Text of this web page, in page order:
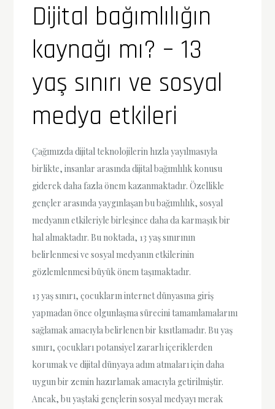
Dijital bağımlılığın
kaynağı mı? – 13
yaş sınırı ve sosyal
medya etkileri
Çağımızda dijital teknolojilerin hızla yayılmasıyla
birlikte, insanlar arasında dijital bağımlılık konusu
giderek daha fazla önem kazanmaktadır. Özellikle
gençler arasında yaygınlaşan bu bağımlılık, sosyal
medyanın etkileriyle birleşince daha da karmaşık bir
hal almaktadır. Bu noktada, 13 yaş sınırının
belirlenmesi ve sosyal medyanın etkilerinin
gözlemlenmesi büyük önem taşımaktadır.
13 yaş sınırı, çocukların internet dünyasına giriş
yapmadan önce olgunlaşma sürecini tamamlamalarını
sağlamak amacıyla belirlenen bir kısıtlamadır. Bu yaş
sınırı, çocukları potansiyel zararlı içeriklerden
korumak ve dijital dünyaya adım atmaları için daha
uygun bir zemin hazırlamak amacıyla getirilmiştir.
Ancak, bu yaştaki gençlerin sosyal medyayı merak